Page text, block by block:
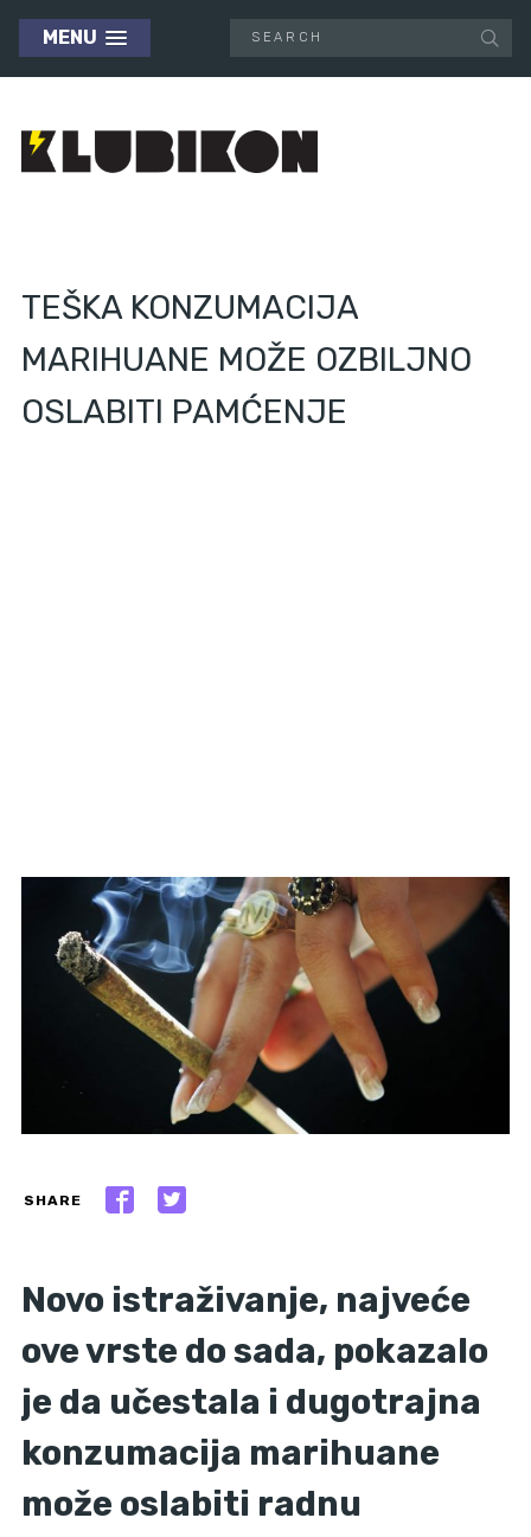
MENU
TEŠKA KONZUMACIJA
MARIHUANE MOŽE OZBILJNO
OSLABITI PAMĆENJE
SHARE
Novo istraživanje, najveće
ove vrste do sada, pokazalo
je da učestala i dugotrajna
konzumacija marihuane
može oslabiti radnu